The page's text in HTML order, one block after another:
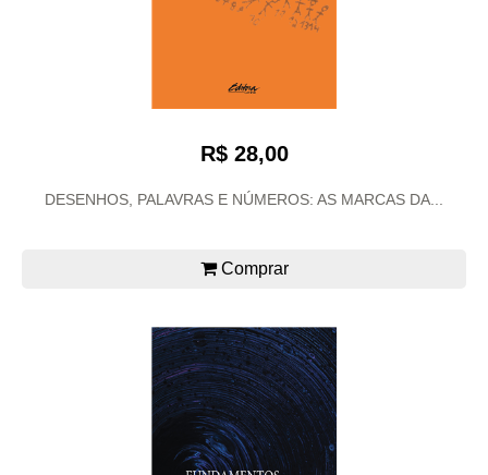
R$ 28,00
DESENHOS, PALAVRAS E NÚMEROS: AS MARCAS DA...
Comprar